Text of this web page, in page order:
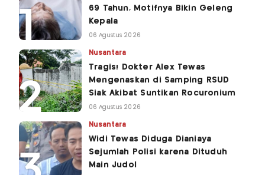
69 Tahun, Motifnya Bikin Geleng
Kepala
06 Agustus 2026
Nusantara
Tragis! Dokter Alex Tewas
Mengenaskan di Samping RSUD
Siak Akibat Suntikan Rocuronium
06 Agustus 2026
Nusantara
Widi Tewas Diduga Dianiaya
Sejumlah Polisi karena Dituduh
Main Judol